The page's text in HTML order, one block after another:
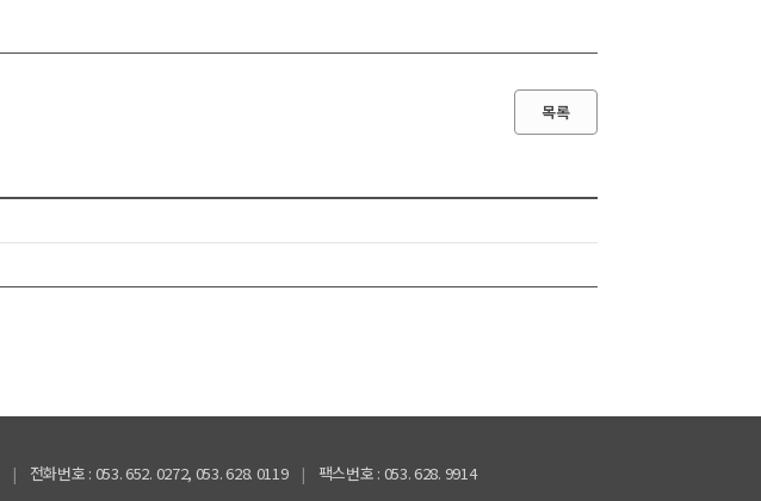
목록
| 전화번호 : 053. 652. 0272, 053. 628. 0119 |
팩스번호 : 053. 628. 9914